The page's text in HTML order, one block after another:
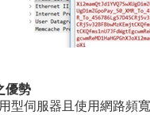
優勢
型伺服器且使用網路頻寬